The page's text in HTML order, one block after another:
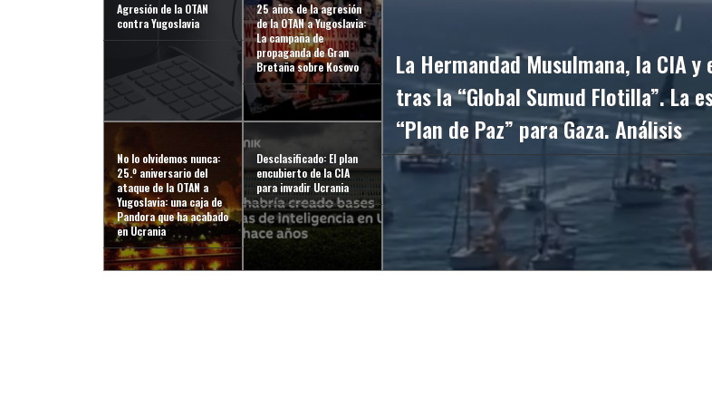
Agresión de la OTAN
contra Yugoslavia
No lo olvidemos nunca:
25.º aniversario del
ataque de la OTAN a
Yugoslavia: una caja de
Pandora que ha acabado
en Ucrania
25 años de la agresión
de la OTAN a Yugoslavia:
La campaña de
propaganda de Gran
Bretaña sobre Kosovo
Desclasificado: El plan
encubierto de la CIA
para invadir Ucrania
La Hermandad Musulmana, la CIA y
tras la “Global Sumud Flotilla”. La
“Plan de Paz” para Gaza. Análisis